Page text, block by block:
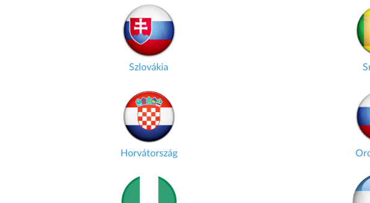
Szlovákia
Horvátország